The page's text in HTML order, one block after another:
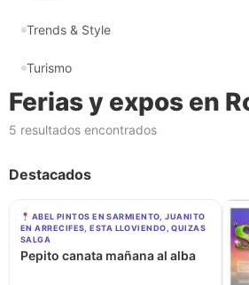
Trends & Style
Turismo
Ferias y expos en
5 resultados encontrados
Destacados
ABEL PINTOS EN SARMIENTO, JUANITO
EN ARRECIFES, ESTA LLOVIENDO, QUIZAS
SALGA
Pepito canata mañana al alba